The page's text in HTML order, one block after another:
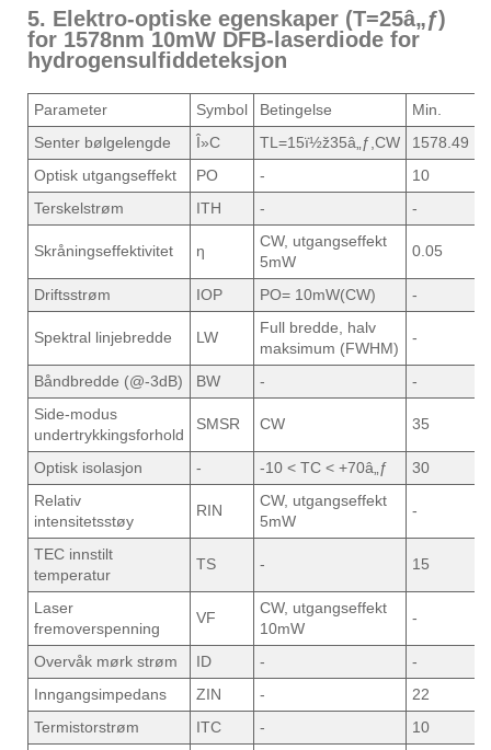
5. Elektro-optiske egenskaper (T=25â„ƒ)
for 1578nm 10mW DFB-laserdiode for
hydrogensulfiddeteksjon
Parameter Symbol Betingelse Min.
Senter bølgelengde
Î»C TL=15ï½ž35â„ƒ,CW 1578.49
Optisk utgangseffekt
PO - 10
Terskelstrøm
ITH - -
Skråningseffektivitet ƞ
CW, utgangseffekt
5mW
0.05
Driftsstrøm IOP PO= 10mW(CW) -
Spektral linjebredde LW
Full bredde, halv
maksimum (FWHM)
-
Båndbredde (@-3dB) BW - -
Side-modus
undertrykkingsforhold
SMSR CW 35
Optisk isolasjon - -10 < TC < +70â„ƒ 30
Relativ
intensitetsstøy
RIN
CW, utgangseffekt
5mW
-
TEC innstilt
temperatur
TS - 15
Laser
fremoverspenning
VF
CW, utgangseffekt
10mW
-
Overvåk mørk strøm ID - -
Inngangsimpedans
ZIN - 22
Termistorstrøm
ITC - 10